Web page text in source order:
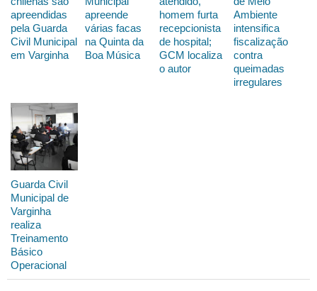
apreendidas
pela Guarda
Civil Municipal
em Varginha
apreende
várias facas
na Quinta da
Boa Música
homem furta
recepcionista
de hospital;
GCM localiza
o autor
Ambiente
intensifica
fiscalização
contra
queimadas
irregulares
Guarda Civil
Municipal de
Varginha
realiza
Treinamento
Básico
Operacional